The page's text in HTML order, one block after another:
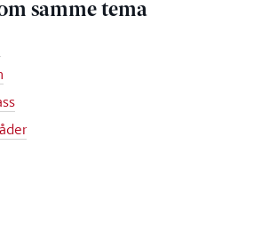
samme tema